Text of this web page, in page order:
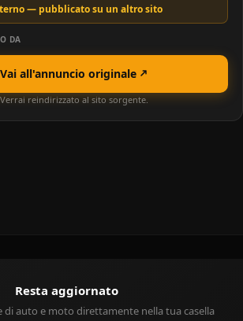
— pubblicato su un altro sito
DA
Vai all'annuncio originale
Verrai reindirizzato al sito sorgente.
Resta aggiornato
di auto e moto direttamente nella tua casella